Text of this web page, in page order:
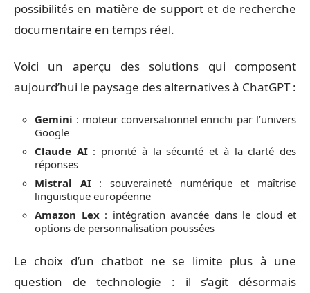
possibilités en matière de support et de recherche
documentaire en temps réel.
Voici un aperçu des solutions qui composent
aujourd’hui le paysage des alternatives à ChatGPT :
Gemini : moteur conversationnel enrichi par l’univers
Google
Claude AI: priorité à la sécurité et à la clarté des
réponses
Mistral AI: souveraineté numérique et maîtrise
linguistique européenne
Amazon Lex: intégration avancée dans le cloud et
options de personnalisation poussées
Le choix d’un chatbot ne se limite plus à une
question de technologie : il s’agit désormais